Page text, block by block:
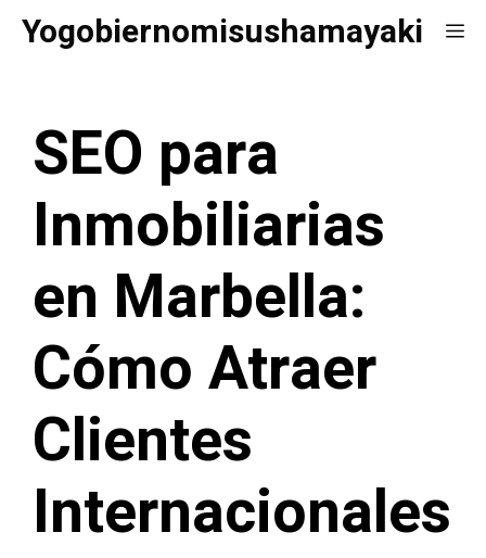
SaltarYogobiernomisushamayaki
SEO para
Inmobiliarias
en Marbella:
Cómo Atraer
Clientes
Internacionales